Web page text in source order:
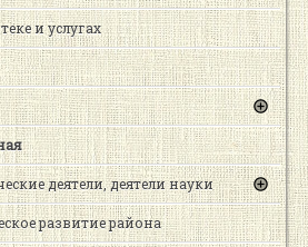
и услугах
деятели, деятели науки
развитие района